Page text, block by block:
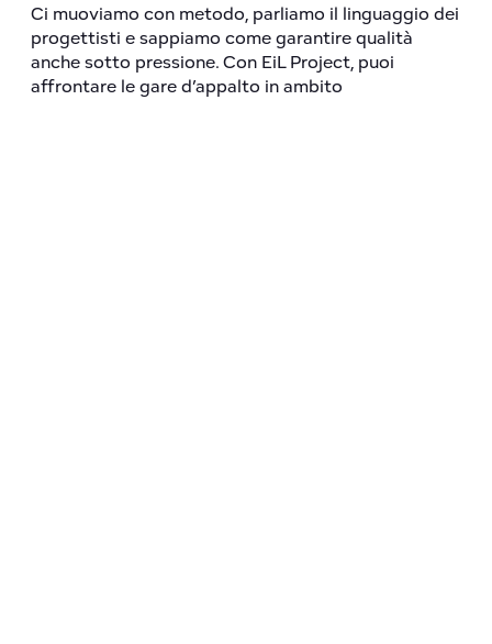
Ci muoviamo con metodo, parliamo il linguaggio dei
progettisti e sappiamo come garantire qualità
anche sotto pressione. Con EiL Project, puoi
affrontare le gare d’appalto in ambito